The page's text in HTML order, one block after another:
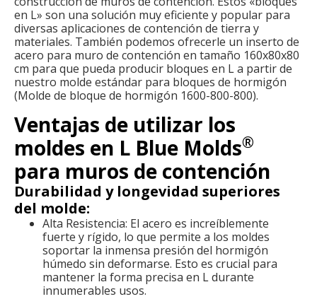
en L» son una solución muy eficiente y popular para
diversas aplicaciones de contención de tierra y
materiales. También podemos ofrecerle un inserto de
acero para muro de contención en tamaño 160x80x80
cm para que pueda producir bloques en L a partir de
nuestro molde estándar para bloques de hormigón
(Molde de bloque de hormigón 1600-800-800).
Ventajas de utilizar los
moldes en L Blue Molds®
para muros de contención
Durabilidad y longevidad superiores
del molde:
Alta Resistencia: El acero es increíblemente
fuerte y rígido, lo que permite a los moldes
soportar la inmensa presión del hormigón
húmedo sin deformarse. Esto es crucial para
mantener la forma precisa en L durante
innumerables usos.